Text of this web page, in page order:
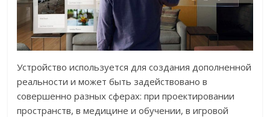
Устройство используется для создания дополненной
реальности и может быть задействовано в
совершенно разных сферах: при проектировании
пространств, в медицине и обучении, в игровой